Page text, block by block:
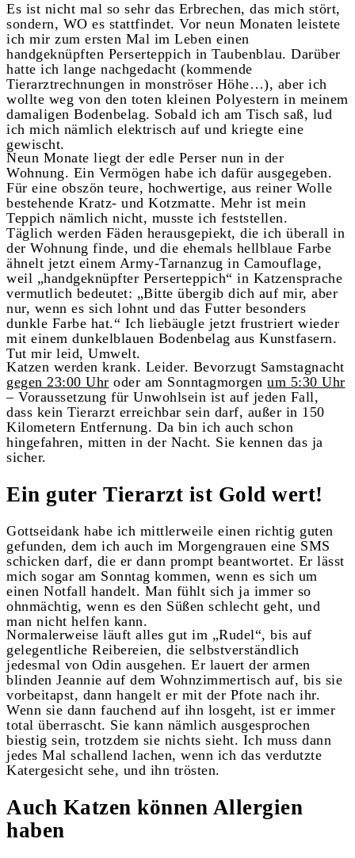
Es ist nicht mal so sehr das Erbrechen, das mich stört,
sondern, WO es stattfindet. Vor neun Monaten leistete
ich mir zum ersten Mal im Leben einen
handgeknüpften Perserteppich in Taubenblau. Darüber
hatte ich lange nachgedacht (kommende
Tierarztrechnungen in monströser Höhe…), aber ich
wollte weg von den toten kleinen Polyestern in meinem
damaligen Bodenbelag. Sobald ich am Tisch saß, lud
ich mich nämlich elektrisch auf und kriegte eine
gewischt.
Neun Monate liegt der edle Perser nun in der
Wohnung. Ein Vermögen habe ich dafür ausgegeben.
Für eine obszön teure, hochwertige, aus reiner Wolle
bestehende Kratz- und Kotzmatte. Mehr ist mein
Teppich nämlich nicht, musste ich feststellen.
Täglich werden Fäden herausgepiekt, die ich überall in
der Wohnung finde, und die ehemals hellblaue Farbe
ähnelt jetzt einem Army-Tarnanzug in Camouflage,
weil „handgeknüpfter Perserteppich“ in Katzensprache
vermutlich bedeutet: „Bitte übergib dich auf mir, aber
nur, wenn es sich lohnt und das Futter besonders
dunkle Farbe hat.“ Ich liebäugle jetzt frustriert wieder
mit einem dunkelblauen Bodenbelag aus Kunstfasern.
Tut mir leid, Umwelt.
Katzen werden krank. Leider. Bevorzugt Samstagnacht
gegen 23:00 Uhr oder am Sonntagmorgen um 5:30 Uhr
– Voraussetzung für Unwohlsein ist auf jeden Fall,
dass kein Tierarzt erreichbar sein darf, außer in 150
Kilometern Entfernung. Da bin ich auch schon
hingefahren, mitten in der Nacht. Sie kennen das ja
sicher.
Ein guter Tierarzt ist Gold wert!
Gottseidank habe ich mittlerweile einen richtig guten
gefunden, dem ich auch im Morgengrauen eine SMS
schicken darf, die er dann prompt beantwortet. Er lässt
mich sogar am Sonntag kommen, wenn es sich um
einen Notfall handelt. Man fühlt sich ja immer so
ohnmächtig, wenn es den Süßen schlecht geht, und
man nicht helfen kann.
Normalerweise läuft alles gut im „Rudel“, bis auf
gelegentliche Reibereien, die selbstverständlich
jedesmal von Odin ausgehen. Er lauert der armen
blinden Jeannie auf dem Wohnzimmertisch auf, bis sie
vorbeitapst, dann hangelt er mit der Pfote nach ihr.
Wenn sie dann fauchend auf ihn losgeht, ist er immer
total überrascht. Sie kann nämlich ausgesprochen
biestig sein, trotzdem sie nichts sieht. Ich muss dann
jedes Mal schallend lachen, wenn ich das verdutzte
Katergesicht sehe, und ihn trösten.
Auch Katzen können Allergien
haben